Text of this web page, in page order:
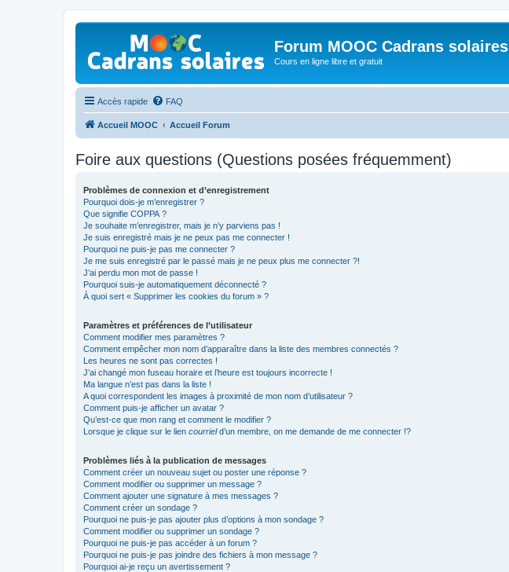
Forum MOOC Cadrans solaires
Cours en ligne libre et gratuit
Accès rapide FAQ
Accueil MOOC Accueil Forum
Foire aux questions (Questions posées fréquemment)
Problèmes de connexion et d’enregistrement
Pourquoi dois-je m’enregistrer ?
Que signifie COPPA ?
Je souhaite m’enregistrer, mais je n’y parviens pas !
Je suis enregistré mais je ne peux pas me connecter !
Pourquoi ne puis-je pas me connecter ?
Je me suis enregistré par le passé mais je ne peux plus me connecter ?!
J’ai perdu mon mot de passe !
Pourquoi suis-je automatiquement déconnecté ?
À quoi sert « Supprimer les cookies du forum » ?
Paramètres et préférences de l’utilisateur
Comment modifier mes paramètres ?
Comment empêcher mon nom d’apparaître dans la liste des membres connectés ?
Les heures ne sont pas correctes !
J’ai changé mon fuseau horaire et l’heure est toujours incorrecte !
Ma langue n’est pas dans la liste !
A quoi correspondent les images à proximité de mon nom d’utilisateur ?
Comment puis-je afficher un avatar ?
Qu’est-ce que mon rang et comment le modifier ?
Lorsque je clique sur le lien courrield’un membre, on me demande de me connecter !?
Problèmes liés à la publication de messages
Comment créer un nouveau sujet ou poster une réponse ?
Comment modifier ou supprimer un message ?
Comment ajouter une signature à mes messages ?
Comment créer un sondage ?
Pourquoi ne puis-je pas ajouter plus d’options à mon sondage ?
Comment modifier ou supprimer un sondage ?
Pourquoi ne puis-je pas accéder à un forum ?
Pourquoi ne puis-je pas joindre des fichiers à mon message ?
Pourquoi ai-je reçu un avertissement ?